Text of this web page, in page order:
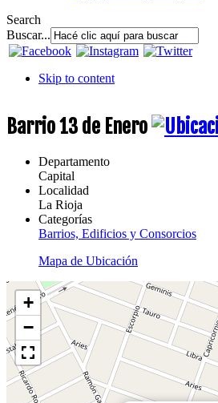
Search
Buscar...
Skip to content
Barrio 13 de Enero
Departamento
Capital
Localidad
La Rioja
Categorías
Barrios, Edificios y Consorcios
Mapa de Ubicación
+
−